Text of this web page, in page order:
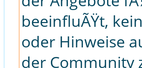
beeinfluÃŸt,
oder Hinweise
der Community